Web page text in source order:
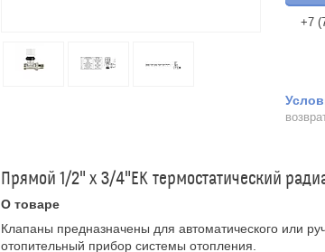
+7
Прямой 1/2" x 3/4"EK термостатический
О товаре
Клапаны предназначены для автоматического или
отопительный прибор системы отопления.